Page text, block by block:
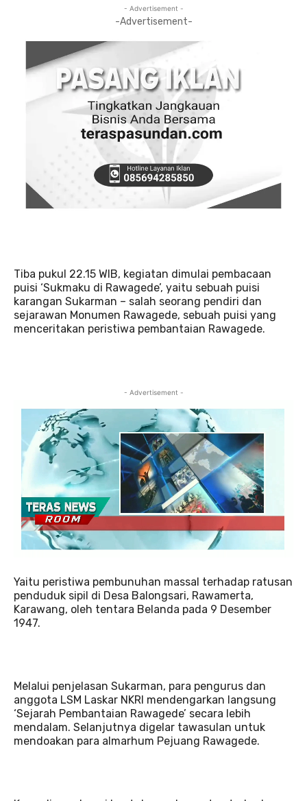
- Advertisement -
-Advertisement-
Tiba pukul 22.15 WIB, kegiatan dimulai pembacaan
puisi ‘Sukmaku di Rawagede’, yaitu sebuah puisi
karangan Sukarman – salah seorang pendiri dan
sejarawan Monumen Rawagede, sebuah puisi yang
menceritakan peristiwa pembantaian Rawagede.
- Advertisement -
Yaitu peristiwa pembunuhan massal terhadap ratusan
penduduk sipil di Desa Balongsari, Rawamerta,
Karawang, oleh tentara Belanda pada 9 Desember
1947.
Melalui penjelasan Sukarman, para pengurus dan
anggota LSM Laskar NKRI mendengarkan langsung
‘Sejarah Pembantaian Rawagede’ secara lebih
mendalam. Selanjutnya digelar tawasulan untuk
mendoakan para almarhum Pejuang Rawagede.